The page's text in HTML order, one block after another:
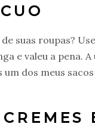
suas roupas?
e valeu a pena.
dos meus